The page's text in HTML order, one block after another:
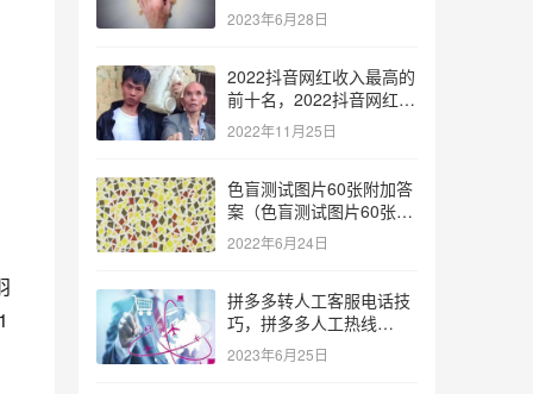
2023年6月28日
2022抖音网红收入最高的
前十名，2022抖音网红收
入最高的前十名有哪些？
2022年11月25日
色盲测试图片60张附加答
案（色盲测试图片60张复
杂）
2022年6月24日
拼多多转人工客服电话技
巧，拼多多人工热线
9541344？
2023年6月25日